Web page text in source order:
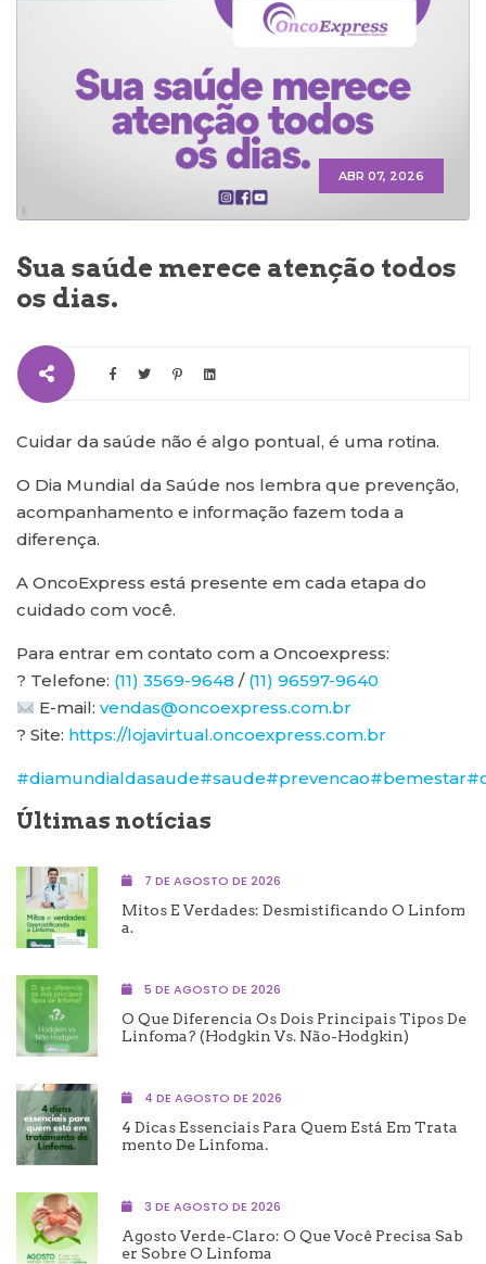
ABR 07, 2026
Sua saúde merece atenção todos
os dias.
Cuidar da saúde não é algo pontual, é uma rotina.
O Dia Mundial da Saúde nos lembra que prevenção,
acompanhamento e informação fazem toda a
diferença.
A OncoExpress está presente em cada etapa do
cuidado com você.
Para entrar em contato com a Oncoexpress:
? Telefone: (11) 3569-9648 / (11) 96597-9640
E-mail:vendas@oncoexpress.com.br
? Site: https://lojavirtual.oncoexpress.com.br
#diamundialdasaude#saude#prevencao#bemestar
Últimas notícias
7 DE AGOSTO DE 2026
Mitos E Verdades: Desmistificando O Linfom
A.
5 DE AGOSTO DE 2026
O Que Diferencia Os Dois Principais Tipos De
Linfoma? (Hodgkin Vs. Não-Hodgkin)
4 DE AGOSTO DE 2026
4 Dicas Essenciais Para Quem Está Em Trata
Mento De Linfoma.
3 DE AGOSTO DE 2026
Agosto Verde-Claro: O Que Você Precisa Sab
Er Sobre O Linfoma